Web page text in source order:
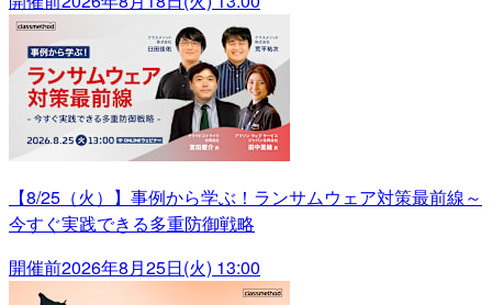
【8/25（火）】事例から学ぶ！ランサムウェア対策最前線～
今すぐ実践できる多重防御戦略
開催前2026年8月25日(火) 13:00